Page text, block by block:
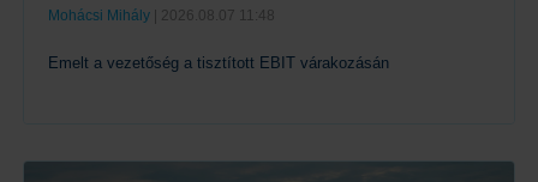
Mohácsi Mihály | 2026.08.07 11:48
Emelt a vezetőség a tisztított EBIT várakozásán